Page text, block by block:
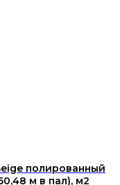
полированный
м в пал), м2